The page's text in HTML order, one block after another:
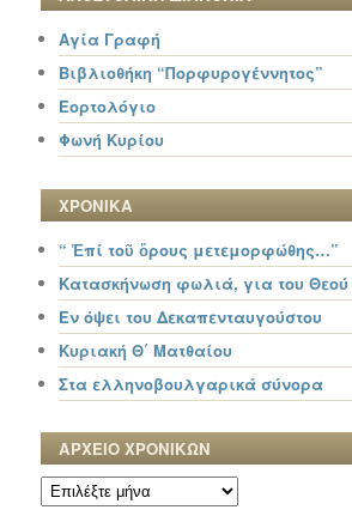
Αγία Γραφή
Βιβλιοθήκη “Πορφυρογέννητος”
Εορτολόγιο
Φωνή Κυρίου
ΧΡΟΝΙΚΑ
“ Ἐπί τοῦ ὄρους μετεμορφώθης…”
Κατασκήνωση φωλιά, για του
Εν όψει του Δεκαπενταυγούστου
Κυριακή Θ΄ Ματθαίου
Στα ελληνοβουλγαρικά σύνορα
ΑΡΧΕΙΟ ΧΡΟΝΙΚΩΝ
ΑΡΧΕΙΟ
ΧΡΟΝΙΚΩΝ